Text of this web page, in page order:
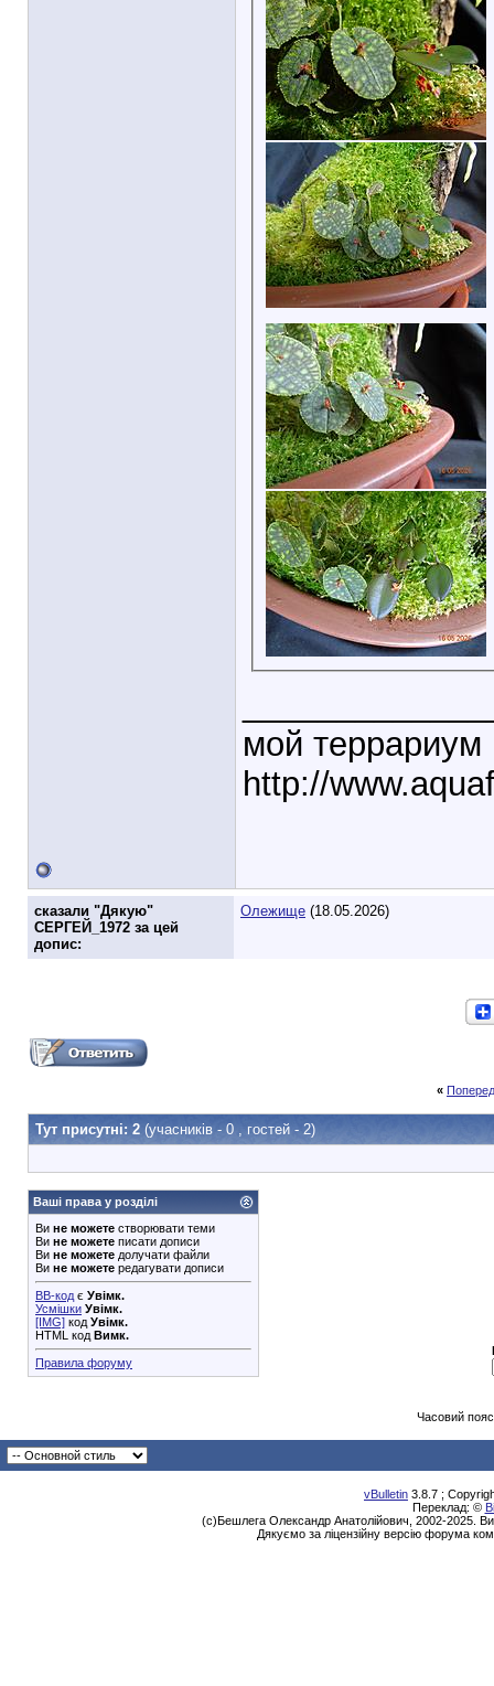
мой террариум
http://
cказали "Дякую"
СЕРГЕЙ_1972 за цей
допис:
Олежище (18.05.2026)
«
Тут присутні: 2 (учасників - 0 , гостей - 2)
Ваші права у розділі
Ви не можете створювати теми
Ви не можете писати дописи
Ви не можете долучати файли
Ви не можете редагувати дописи
BB-код є Увімк.
Усмішки Увімк.
[IMG] код Увімк.
HTML код Вимк.
Правила форуму
Часовий
vBulletin 3.8.7 ;
Переклад: ©
(с)Бешлега Олександр Анатолійович, 2002-2025.
Дякуємо за ліцензійну версію форума